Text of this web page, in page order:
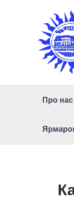
Про нас